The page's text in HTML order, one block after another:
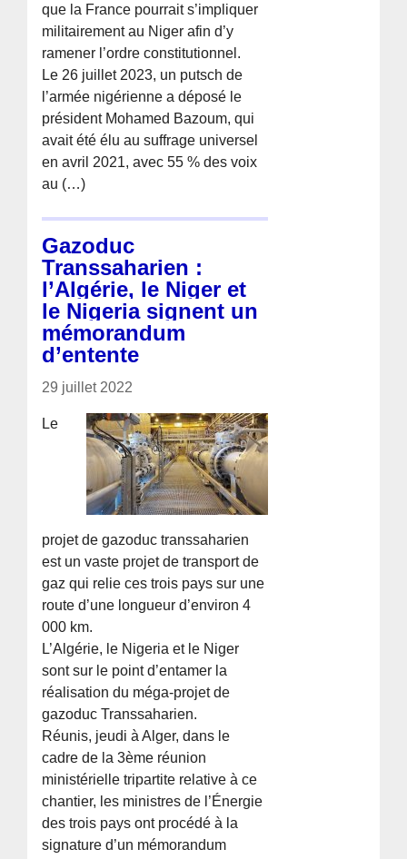
que la France pourrait s’impliquer
militairement au Niger afin d’y
ramener l’ordre constitutionnel.
Le 26 juillet 2023, un putsch de
l’armée nigérienne a déposé le
président Mohamed Bazoum, qui
avait été élu au suffrage universel
en avril 2021, avec 55 % des voix
au (…)
Gazoduc
Transsaharien :
l’Algérie, le Niger et
le Nigeria signent un
mémorandum
d’entente
29 juillet 2022
Le
projet de gazoduc transsaharien
est un vaste projet de transport de
gaz qui relie ces trois pays sur une
route d’une longueur d’environ 4
000 km.
L’Algérie, le Nigeria et le Niger
sont sur le point d’entamer la
réalisation du méga-projet de
gazoduc Transsaharien.
Réunis, jeudi à Alger, dans le
cadre de la 3ème réunion
ministérielle tripartite relative à ce
chantier, les ministres de l’Énergie
des trois pays ont procédé à la
signature d’un mémorandum